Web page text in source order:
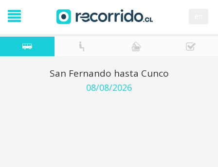
San Fernando hasta Cunco
08/08/2026